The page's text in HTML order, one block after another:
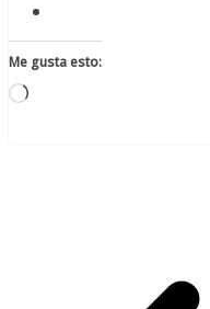
Me gusta esto:
Cargando...